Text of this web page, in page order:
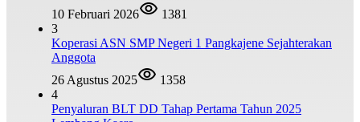
10 Februari 2026
1381
3
Koperasi ASN SMP Negeri 1 Pangkajene Sejahterakan
Anggota
26 Agustus 2025
1358
4
Penyaluran BLT DD Tahap Pertama Tahun 2025